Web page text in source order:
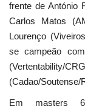
frente de António
Carlos Matos
Lourenço
se campeão
(Cadao/Soutense/
Em masters